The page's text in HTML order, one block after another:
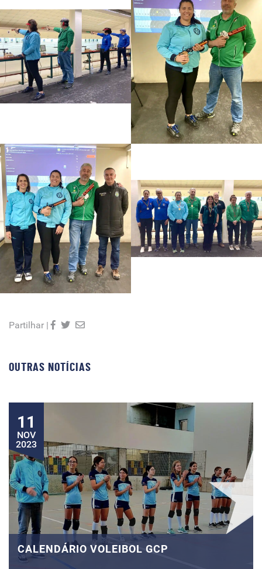
Partilhar |
OUTRAS NOTÍCIAS
11
NOV
2023
CALENDÁRIO VOLEIBOL GCP